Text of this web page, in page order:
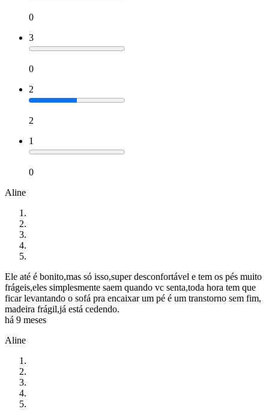
0
3
0
2
2
1
0
Aline
Ele até é bonito,mas só isso,super desconfortável e tem os pés muito
frágeis,eles simplesmente saem quando vc senta,toda hora tem que
ficar levantando o sofá pra encaixar um pé é um transtorno sem fim,
madeira frágil,já está cedendo.
há 9 meses
Aline